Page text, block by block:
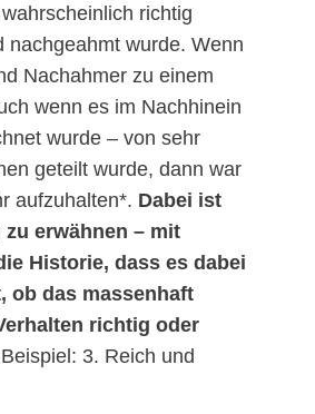
richtig
nachgeahmt wurde. Wenn
Nachahmer zu einem
wenn es im Nachhinein
wurde – von sehr
geteilt wurde, dann war
aufzuhalten*. Dabei ist
erwähnen – mit
Historie, dass es dabei
ob das massenhaft
richtig oder
3. Reich und